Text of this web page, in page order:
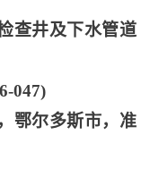
查井及下水管道
047)
鄂尔多斯市，准